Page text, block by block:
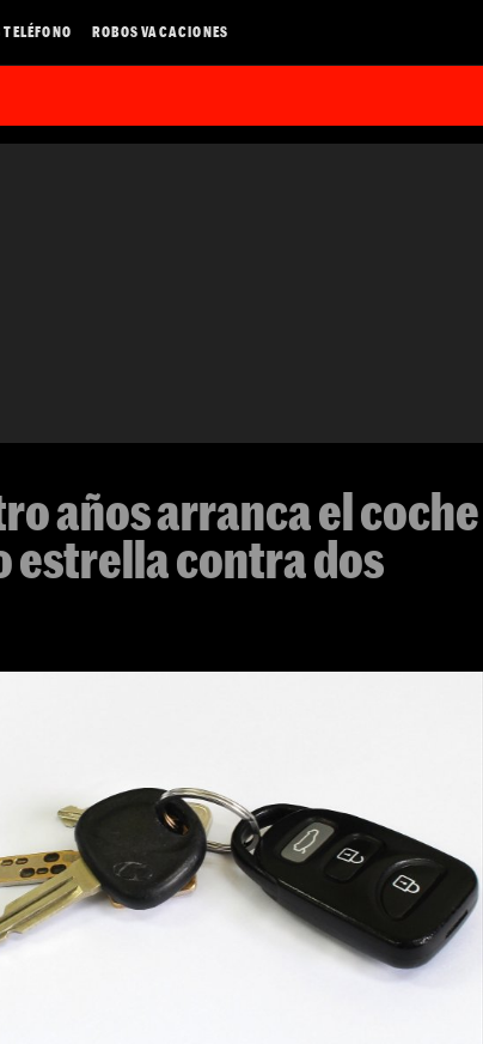
ROBOS VACACIONES
años arranca el coche
estrella contra dos